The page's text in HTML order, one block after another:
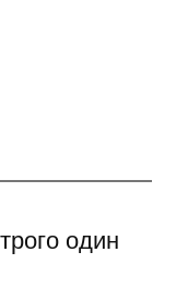
один